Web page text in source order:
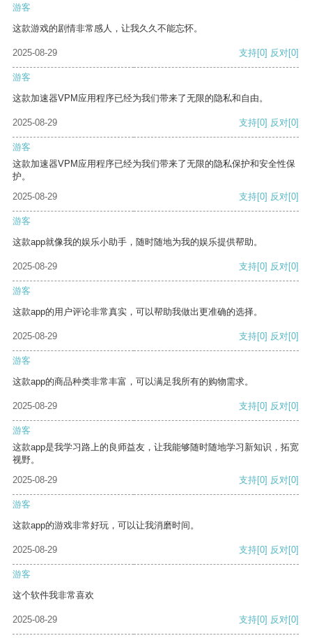
游客
这款游戏的剧情非常感人，让我久久不能忘怀。
2025-08-29 支持[0] 反对[0]
游客
这款加速器VPM应用程序已经为我们带来了无限的隐私和自由。
2025-08-29 支持[0] 反对[0]
游客
这款加速器VPM应用程序已经为我们带来了无限的隐私保护和安全性保
护。
2025-08-29
支持[0] 反对[0]
游客
这款app就像我的娱乐小助手，随时随地为我的娱乐提供帮助。
2025-08-29 支持[0] 反对[0]
游客
这款app的用户评论非常真实，可以帮助我做出更准确的选择。
2025-08-29 支持[0] 反对[0]
游客
这款app的商品种类非常丰富，可以满足我所有的购物需求。
2025-08-29 支持[0] 反对[0]
游客
这款app是我学习路上的良师益友，让我能够随时随地学习新知识，拓宽
视野。
2025-08-29
支持[0] 反对[0]
游客
这款app的游戏非常好玩，可以让我消磨时间。
2025-08-29 支持[0] 反对[0]
游客
这个软件我非常喜欢
2025-08-29 支持[0] 反对[0]